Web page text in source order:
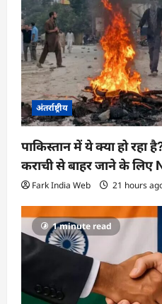
अंतर्राष्ट्रीय
पाकिस्तान में ये क्या हो रहा
कराची से बाहर जाने के लिए
Fark India Web 21 hours
1 minute read